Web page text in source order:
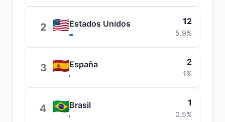
2 Estados Unidos 12
5.9%
3 España 2
1%
4 Brasil 1
0.5%